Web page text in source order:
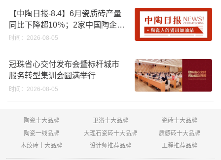
【中陶日报-8.4】6月瓷质砖产量
同比下降超10％；2家中国陶企亮
相马来西亚ARCHIDEX 2026石材
份；方向集团出海
时间：2026-08-05
冠珠省心交付发布会暨标杆城市
服务转型集训会圆满举行
时间：2026-08-05
陶瓷十大品牌 卫浴十大品牌
瓷砖十大品牌
陶瓷一线品牌
大理石瓷砖十大品牌
质感砖十大品牌
木纹砖十大品牌
设计师推荐品牌 工程推荐品牌